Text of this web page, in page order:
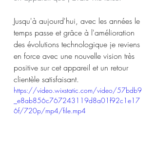
Jusqu'à aujourd'hui, avec les années le
temps passe et grâce à l'amélioration
des évolutions technologique je reviens
en force avec une nouvelle vision très
positive sur cet appareil et un retour
clientèle satisfaisant.
https://video.wixstatic.com/video/57bdb9
_e8ab856c767243119d8a01f92c1e17
6f/720p/mp4/file.mp4